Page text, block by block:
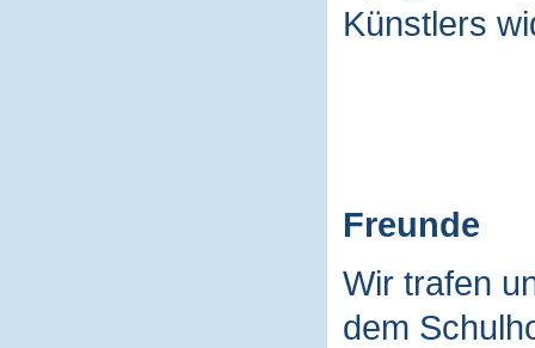
Künstlers
Freunde
Wir trafen
dem